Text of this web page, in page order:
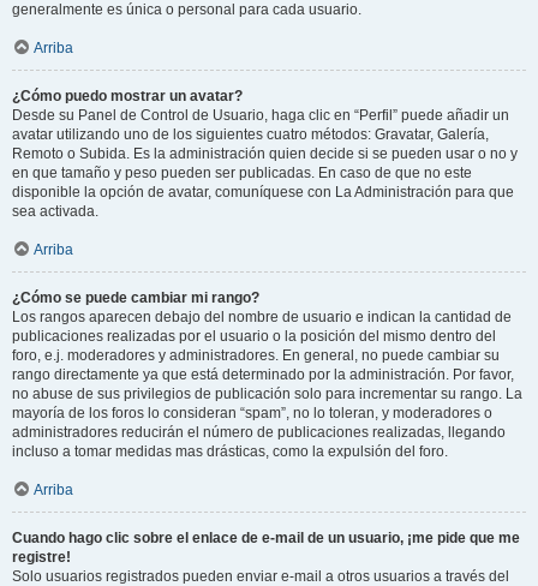
generalmente es única o personal para cada usuario.
Arriba
¿Cómo puedo mostrar un avatar?
Desde su Panel de Control de Usuario, haga clic en “Perfil” puede añadir un
avatar utilizando uno de los siguientes cuatro métodos: Gravatar, Galería,
Remoto o Subida. Es la administración quien decide si se pueden usar o no y
en que tamaño y peso pueden ser publicadas. En caso de que no este
disponible la opción de avatar, comuníquese con La Administración para que
sea activada.
Arriba
¿Cómo se puede cambiar mi rango?
Los rangos aparecen debajo del nombre de usuario e indican la cantidad de
publicaciones realizadas por el usuario o la posición del mismo dentro del
foro, e.j. moderadores y administradores. En general, no puede cambiar su
rango directamente ya que está determinado por la administración. Por favor,
no abuse de sus privilegios de publicación solo para incrementar su rango. La
mayoría de los foros lo consideran “spam”, no lo toleran, y moderadores o
administradores reducirán el número de publicaciones realizadas, llegando
incluso a tomar medidas mas drásticas, como la expulsión del foro.
Arriba
Cuando hago clic sobre el enlace de e-mail de un usuario, ¡me pide que me
registre!
Solo usuarios registrados pueden enviar e-mail a otros usuarios a través del